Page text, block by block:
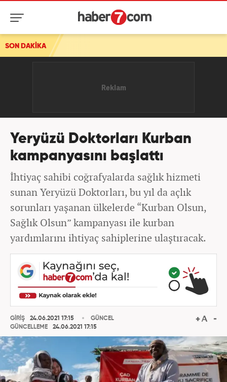
SON DAKİKA
Yeryüzü Doktorları Kurban
kampanyasını başlattı
İhtiyaç sahibi coğrafyalarda sağlık hizmeti
sunan Yeryüzü Doktorları, bu yıl da açlık
sorunları yaşanan ülkelerde “Kurban Olsun,
Sağlık Olsun” kampanyası ile kurban
yardımlarını ihtiyaç sahiplerine ulaştıracak.
GİRİŞ
24.06.2021 17:15
GÜNCELLEME
24.06.2021 17:15
GÜNCEL